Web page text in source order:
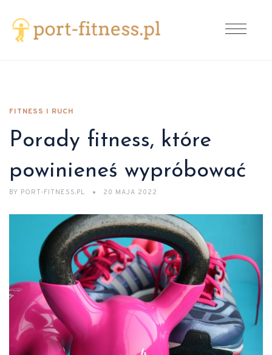
FITNESS I RUCH
Porady fitness, które
powinieneś wypróbować
BY PORT-FITNESS.PL 20 MAJA 2022